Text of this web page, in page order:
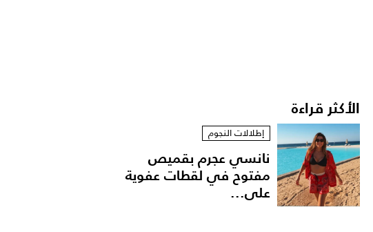
الأكثر قراءة
إطلالات النجوم
نانسي عجرم بقميص
مفتوح في لقطات عفوية
على...